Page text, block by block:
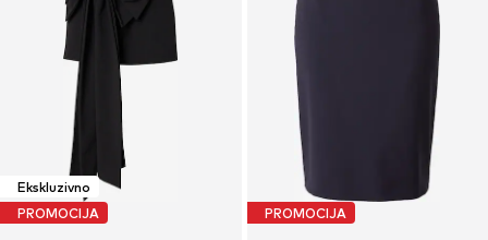
Ekskluzivno
PROMOCIJA
PROMOCIJA